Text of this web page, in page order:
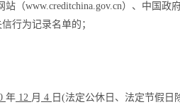
站（www.creditchina.gov.cn）、中国政
行为记录名单的；
年 12 月 4 日 (法定公休日、法定节假日